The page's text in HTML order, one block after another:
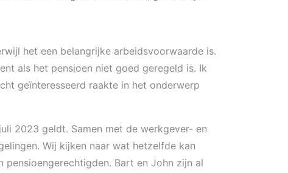
het een belangrijke arbeidsvoorwaarde is.
als het pensioen niet goed geregeld is. Ik
geïnteresseerd raakte in het onderwerp
2023 geldt. Samen met de werkgever- en
Wij kijken naar wat hetzelfde kan
pensioengerechtigden. Bart en John zijn al